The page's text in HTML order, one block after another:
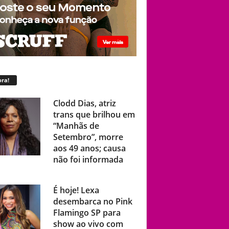
Clodd Dias, atriz
trans que brilhou em
“Manhãs de
Setembro”, morre
aos 49 anos; causa
não foi informada
É hoje! Lexa
desembarca no Pink
Flamingo SP para
show ao vivo com